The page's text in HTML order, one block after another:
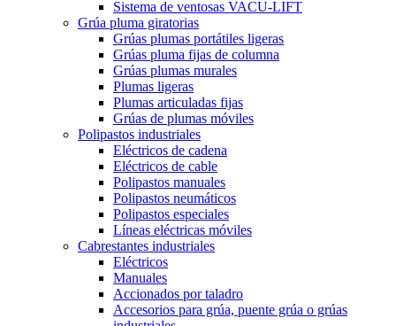
Sistema de ventosas VACU-LIFT
Grúa pluma giratorias
Grúas plumas portátiles ligeras
Grúas pluma fijas de columna
Grúas plumas murales
Plumas ligeras
Plumas articuladas fijas
Grúas de plumas móviles
Polipastos industriales
Eléctricos de cadena
Eléctricos de cable
Polipastos manuales
Polipastos neumáticos
Polipastos especiales
Líneas eléctricas móviles
Cabrestantes industriales
Eléctricos
Manuales
Accionados por taladro
Accesorios para grúa, puente grúa o grúas